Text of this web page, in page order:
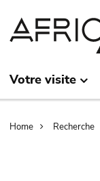
Votre visite
Home Recherche